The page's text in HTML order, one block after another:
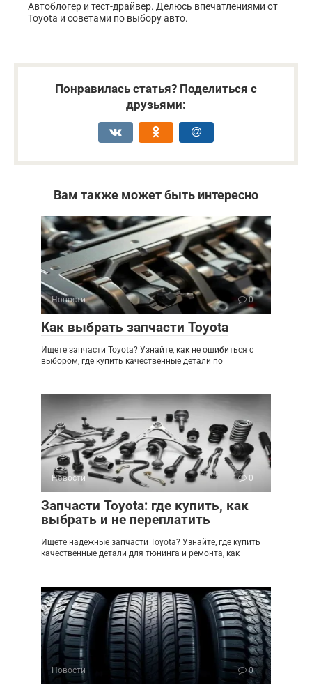
Автоблогер и тест-драйвер. Делюсь впечатлениями от
Toyota и советами по выбору авто.
Понравилась статья? Поделиться с
друзьями:
Вам также может быть интересно
Новости 0
Как выбрать запчасти Toyota
Ищете запчасти Toyota? Узнайте, как не ошибиться с
выбором, где купить качественные детали по
Новости 0
Запчасти Toyota: где купить, как
выбрать и не переплатить
Ищете надежные запчасти Toyota? Узнайте, где купить
качественные детали для тюнинга и ремонта, как
Новости 0